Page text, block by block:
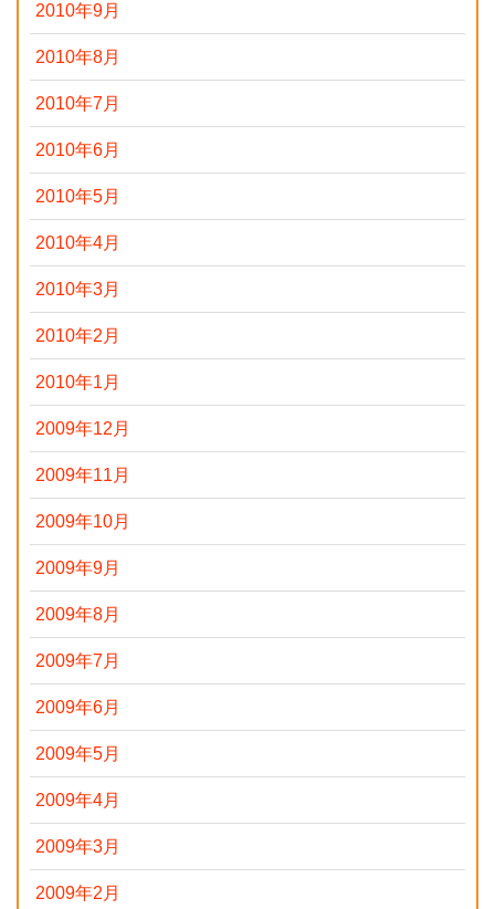
2010年9月
2010年8月
2010年7月
2010年6月
2010年5月
2010年4月
2010年3月
2010年2月
2010年1月
2009年12月
2009年11月
2009年10月
2009年9月
2009年8月
2009年7月
2009年6月
2009年5月
2009年4月
2009年3月
2009年2月